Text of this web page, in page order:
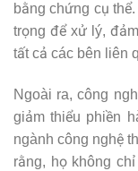
bằng chứng cụ
trọng để xử lý,
tất cả các bên liên
Ngoài ra, công
giảm thiểu phiền
ngành công nghệ
rằng, họ không